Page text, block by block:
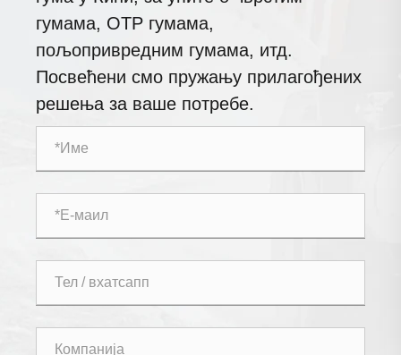
гумама, ОТР гумама,
пољопривредним гумама, итд.
Посвећени смо пружању прилагођених
решења за ваше потребе.